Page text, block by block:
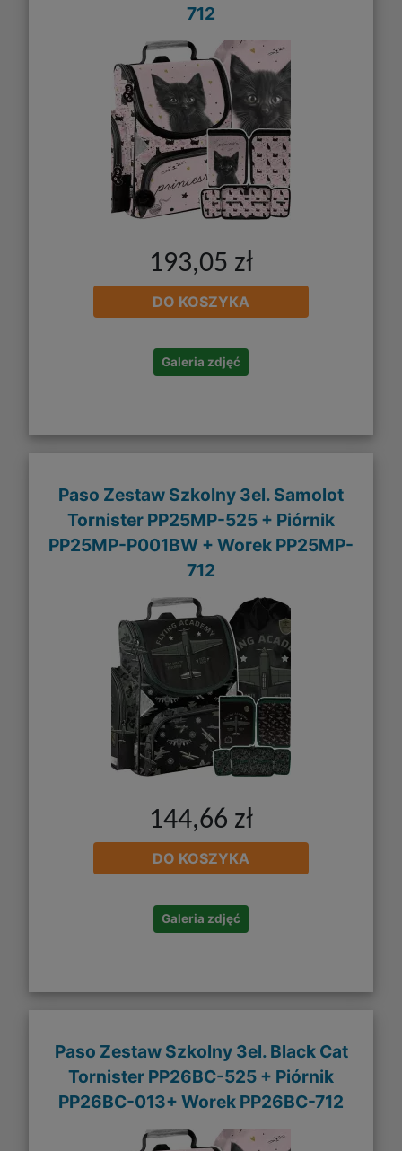
712
193,05 zł
DO KOSZYKA
Galeria zdjęć
Paso Zestaw Szkolny 3el. Samolot
Tornister PP25MP-525 + Piórnik
PP25MP-P001BW + Worek PP25MP-
712
144,66 zł
DO KOSZYKA
Galeria zdjęć
Paso Zestaw Szkolny 3el. Black Cat
Tornister PP26BC-525 + Piórnik
PP26BC-013+ Worek PP26BC-712